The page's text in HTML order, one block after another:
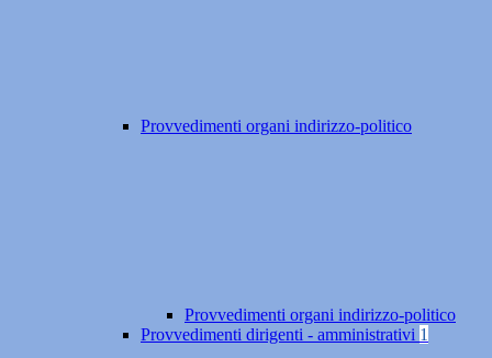
Provvedimenti organi indirizzo-politico
Provvedimenti organi indirizzo-politico
Provvedimenti dirigenti - amministrativi 1